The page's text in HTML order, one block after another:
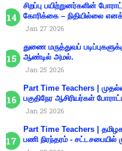
சிறப்பு பயிற்றுனர்களின்
கோரிக்கை – நிதியில்லை எனக்
Jan 27 2026
துணை மருத்துவப்
ஆண்டில் அமல்.
Jan 25 2026
Part Time Teachers |
பகுதிநேர ஆசிரியர்கள்
Jan 25 2026
Part Time Teachers |
பணி நிரந்தரம் - சட்டசபையில்